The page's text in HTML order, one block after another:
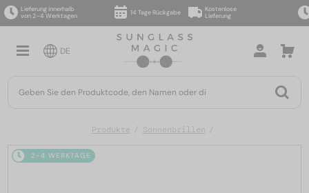
Lieferung innerhalb
von 2–4 Werktagen
14 Tage Rückgabe
Kostenlose
Lieferung
DE
Produkte Sonnenbrillen
2-4 WERKTAGE